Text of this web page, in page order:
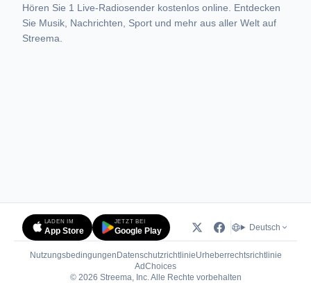
Hören Sie 1 Live-Radiosender kostenlos online. Entdecken
Sie Musik, Nachrichten, Sport und mehr aus aller Welt auf
Streema.
LADEN IM
App Store
JETZT BEI
Google Play Deutsch
Nutzungsbedingungen DatenschutzrichtlinieUrheberrechtsrichtlinie
AdChoices(öffnet in neuem Tab)
© 2026 Streema, Inc. Alle Rechte vorbehalten